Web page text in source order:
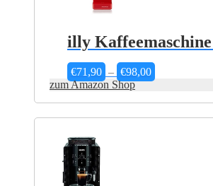
gewählt
werden
illy
€71,90 – €98,00
€71,90
zum Amazon Shop